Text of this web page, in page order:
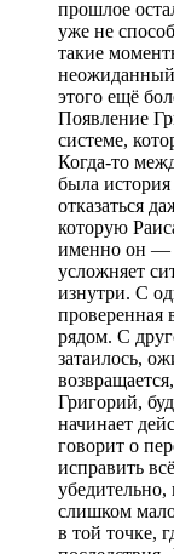
прошлое
уже не
такие
этого ещё
Появление
системе,
Когда-то
была
отказаться
которую
именно он —
усложняет
изнутри. С
проверенная
рядом. С
затаилось,
Григорий,
начинает
говорит о
исправить
слишком
в той точке,